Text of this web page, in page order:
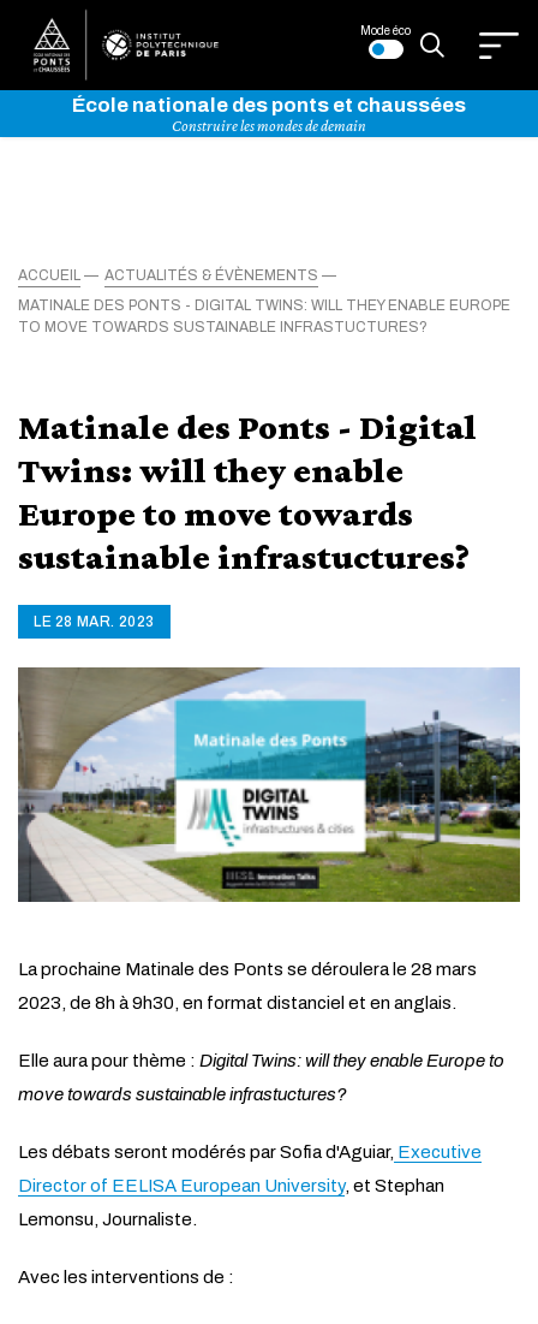
Mode éco
École nationale des ponts et chaussées
Construire les mondes de demain
ACCUEIL
ACTUALITÉS & ÉVÈNEMENTS
MATINALE DES PONTS - DIGITAL TWINS: WILL THEY ENABLE EUROPE
TO MOVE TOWARDS SUSTAINABLE INFRASTUCTURES?
Matinale des Ponts - Digital
Twins: will they enable
Europe to move towards
sustainable infrastuctures?
LE 28 MAR. 2023
La prochaine Matinale des Ponts se déroulera le 28 mars
2023, de 8h à 9h30, en format distanciel et en anglais.
Elle aura pour thème : Digital Twins: will they enable Europe to
move towards sustainable infrastuctures?
Les débats seront modérés par Sofia d'Aguiar, Executive
Director of EELISA European University, et Stephan
Lemonsu, Journaliste.
Avec les interventions de :